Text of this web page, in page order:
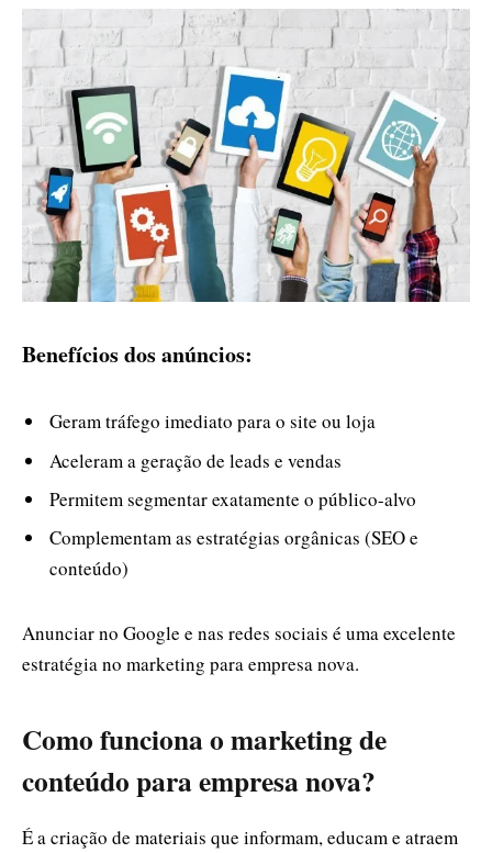
Benefícios dos anúncios:
Geram tráfego imediato para o site ou loja
Aceleram a geração de leads e vendas
Permitem segmentar exatamente o público-alvo
Complementam as estratégias orgânicas (SEO e
conteúdo)
Anunciar no Google e nas redes sociais é uma excelente
estratégia no marketing para empresa nova.
Como funciona o marketing de
conteúdo para empresa nova?
É a criação de materiais que informam, educam e atraem